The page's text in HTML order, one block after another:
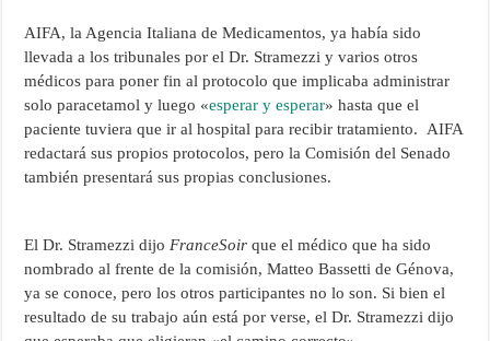
AIFA, la Agencia Italiana de Medicamentos, ya había sido
llevada a los tribunales por el Dr. Stramezzi y varios otros
médicos para poner fin al protocolo que implicaba administrar
solo paracetamol y luego «esperar y esperar» hasta que el
paciente tuviera que ir al hospital para recibir tratamiento. AIFA
redactará sus propios protocolos, pero la Comisión del Senado
también presentará sus propias conclusiones.
El Dr. Stramezzi dijoFranceSoir que el médico que ha sido
nombrado al frente de la comisión, Matteo Bassetti de Génova,
ya se conoce, pero los otros participantes no lo son. Si bien el
resultado de su trabajo aún está por verse, el Dr. Stramezzi dijo